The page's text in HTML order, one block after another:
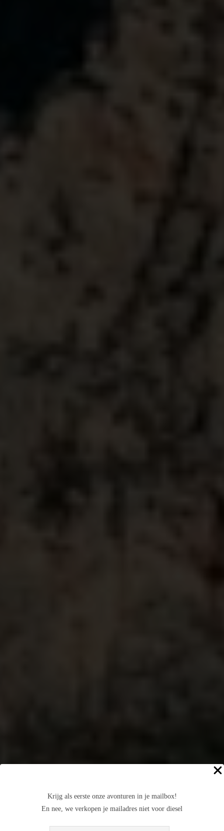
Krijg als eerste onze avonturen in je mailbox!
En nee, we verkopen je mailadres niet voor diesel